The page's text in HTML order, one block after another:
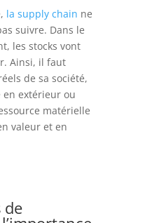
la supply chain ne
suivre. Dans le
les stocks vont
Ainsi, il faut
de sa société,
en extérieur ou
matérielle
valeur et en
de